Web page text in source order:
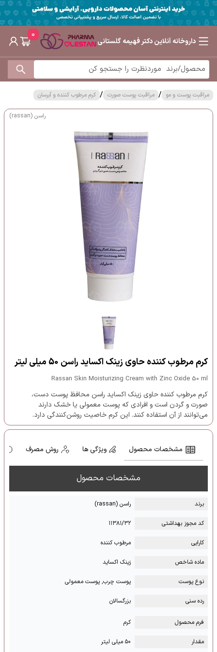
داروخانه آنلاین دکتر فهیمه گلستانی
0
مراقبت پوست و مو / مراقبت پوست صورت / کرم مرطوب کننده و آبرسان
راسن (rassan)
کرم مرطوب کننده حاوی زینک اکساید راسن 50 میلی لیتر
Rassan Skin Moisturizing Cream with Zinc Oxide 50 ml
کرم مرطوب کننده حاوی زینک اکساید راسن محافظ پوست دست،
صورت و گردن است و افرادی که پوست معمولی یا خشک دارند
می‌توانند از آن استفاده کنند. این کرم خاصیت روشن‌کنندگی دارد.
مشخصات محصول ویژگی ها روش مصرف
مشخصات محصول
برند راسن (rassan)
کد مجوز بهداشتی ۱۱۳۸۱/۳۲
کارایی مرطوب کننده
ماده شاخص زینک اکساید
نوع پوست پوست چرب, پوست معمولی
رده سنی بزرگسالان
فرم محصول کرم
مقدار ۵۰ میلی لیتر